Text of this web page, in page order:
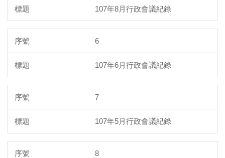
107年8月行政會議紀錄
6
107年6月行政會議紀錄
7
107年5月行政會議紀錄
8